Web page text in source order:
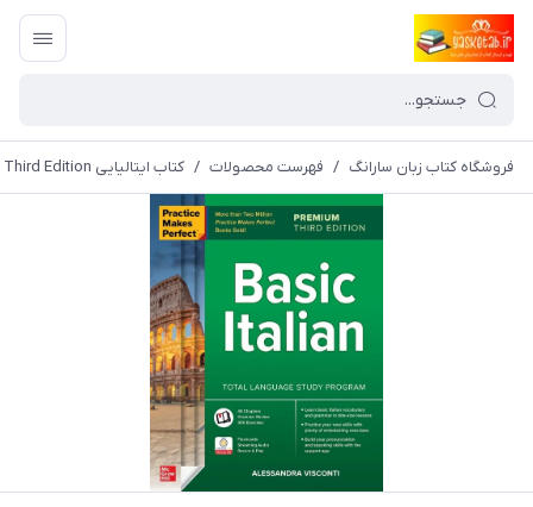
فروشگاه کتاب زبان سارانگ / فهرست محصولات / کتاب ایتالیایی Practice Makes Perfect Basic Italian Third Edition